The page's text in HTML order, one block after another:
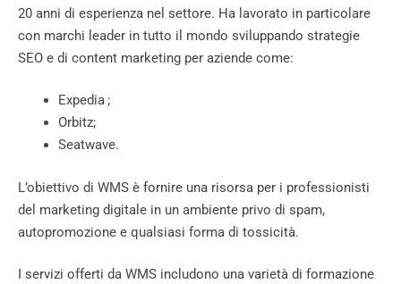
20 anni di esperienza nel settore. Ha lavorato in particolare
con marchi leader in tutto il mondo sviluppando strategie
SEO e di content marketing per aziende come:
Expedia ;
Orbitz;
Seatwave.
L’obiettivo di WMS è fornire una risorsa per i professionisti
del marketing digitale in un ambiente privo di spam,
autopromozione e qualsiasi forma di tossicità.
I servizi offerti da WMS includono una varietà di formazione